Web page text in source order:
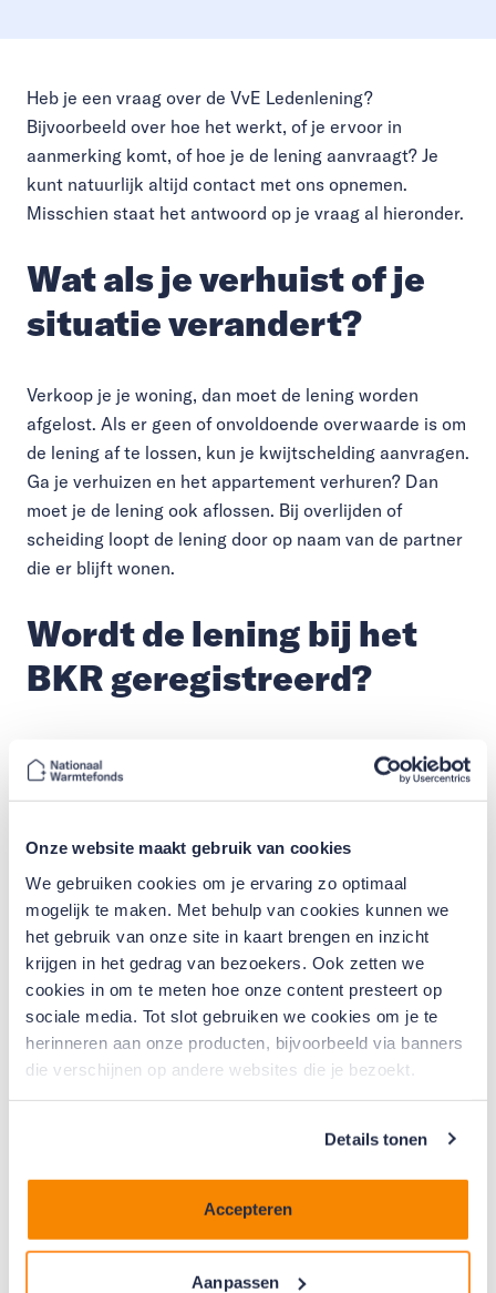
Onze website maakt gebruik van cookies
We gebruiken cookies om je ervaring zo optimaal
mogelijk te maken. Met behulp van cookies kunnen we
het gebruik van onze site in kaart brengen en inzicht
krijgen in het gedrag van bezoekers. Ook zetten we
cookies in om te meten hoe onze content presteert op
sociale media. Tot slot gebruiken we cookies om je te
herinneren aan onze producten, bijvoorbeeld via banners
die verschijnen op andere websites die je bezoekt.
Details tonen
Accepteren
Aanpassen
Heb je een vraag over de VvE Ledenlening?
Bijvoorbeeld over hoe het werkt, of je ervoor in
aanmerking komt, of hoe je de lening aanvraagt? Je
kunt natuurlijk altijd contact met ons opnemen.
Misschien staat het antwoord op je vraag al hieronder.
Wat als je verhuist of je
situatie verandert?
Verkoop je je woning, dan moet de lening worden
afgelost. Als er geen of onvoldoende overwaarde is om
de lening af te lossen, kun je kwijtschelding aanvragen.
Ga je verhuizen en het appartement verhuren? Dan
moet je de lening ook aflossen. Bij overlijden of
scheiding loopt de lening door op naam van de partner
die er blijft wonen.
Wordt de lening bij het
BKR geregistreerd?
Nee, de lening wordt niet geregistreerd bij het BKR
(Bureau Krediet Registratie). Registratie kan wel
gebeuren als je na verkoop van het appartement de
schuld niet afbetaalt.
Word ik op de hoogte
gehouden over de hoogte
van de schuld?
Ja, we sturen ieder jaar een jaaropgave. Hierin staat
Waarom biedt Nationaal
Warmtefonds deze lening